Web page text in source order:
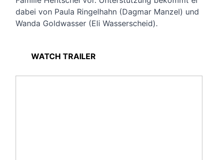
dabei von Paula Ringelhahn (Dagmar Manzel) und
Wanda Goldwasser (Eli Wasserscheid).
WATCH TRAILER